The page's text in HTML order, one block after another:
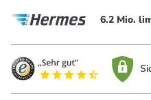
6.2 Mio.